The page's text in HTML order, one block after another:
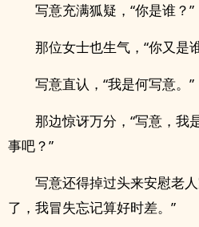
写意充满狐疑，“你是谁？”
那位女士也生气，“你又是
写意直认，“我是何写意。”
那边惊讶万分，“写意，我
事吧？”
写意还得掉过头来安慰老
了，我冒失忘记算好时差。”